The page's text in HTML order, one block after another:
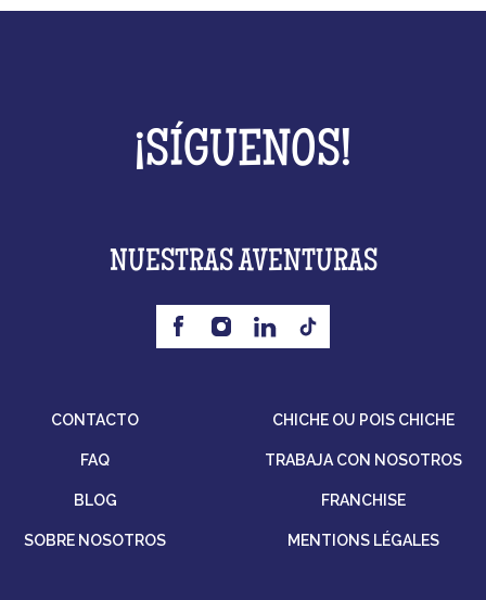
¡SÍGUENOS!
NUESTRAS AVENTURAS
CONTACTO
FAQ
BLOG
SOBRE NOSOTROS
CHICHE OU POIS CHICHE
TRABAJA CON NOSOTROS
FRANCHISE
MENTIONS LÉGALES